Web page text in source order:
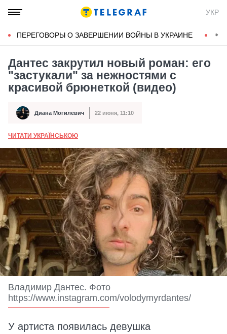
УКР
ПЕРЕГОВОРЫ О ЗАВЕРШЕНИИ ВОЙНЫ В УКРАИНЕ
Дантес закрутил новый роман: его
"застукали" за нежностями с
красивой брюнеткой (видео)
Автор Диана Могилевич
Дата публикации 22 июня, 11:10
ЧИТАТИ УКРАЇНСЬКОЮ
Владимир Дантес. Фото
https://www.instagram.com/volodymyrdantes/
У артиста появилась девушка